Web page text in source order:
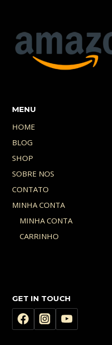
MENU
HOME
BLOG
SHOP
SOBRE NOS
CONTATO
MINHA CONTA
MINHA CONTA
CARRINHO
GET IN TOUCH